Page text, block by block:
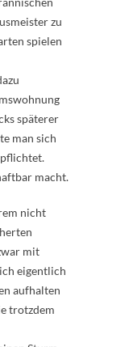
zu
spielen
späterer
man sich
macht.
nicht
mit
eigentlich
aufhalten
trotzdem